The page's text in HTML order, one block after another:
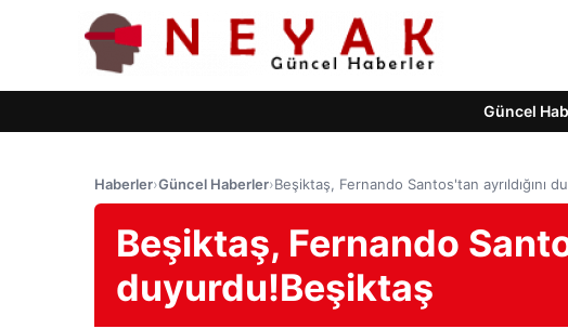
Güncel
Haberler›Güncel Haberler›Beşiktaş, Fernando Santos'tan ayrıldığını
Beşiktaş, Fernando
duyurdu!Beşiktaş